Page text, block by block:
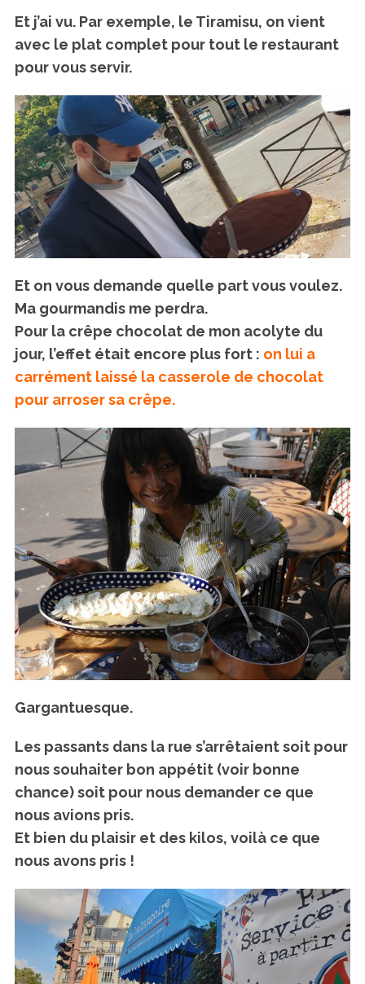
Et j’ai vu. Par exemple, le Tiramisu, on vient
avec le plat complet pour tout le restaurant
pour vous servir.
Et on vous demande quelle part vous voulez.
Ma gourmandis me perdra.
Pour la crêpe chocolat de mon acolyte du
jour, l’effet était encore plus fort : on lui a
carrément laissé la casserole de chocolat
pour arroser sa crêpe.
Gargantuesque.
Les passants dans la rue s’arrêtaient soit pour
nous souhaiter bon appétit (voir bonne
chance) soit pour nous demander ce que
nous avions pris.
Et bien du plaisir et des kilos, voilà ce que
nous avons pris !
a
r
c
f
o
r